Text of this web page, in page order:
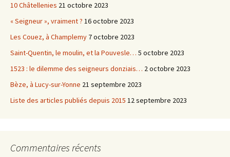
10 Châtellenies 21 octobre 2023
« Seigneur », vraiment ? 16 octobre 2023
Les Couez, à Champlemy 7 octobre 2023
Saint-Quentin, le moulin, et la Pouvesle… 5 octobre 2023
1523 : le dilemme des seigneurs donziais… 2 octobre 2023
Bèze, à Lucy-sur-Yonne 21 septembre 2023
Liste des articles publiés depuis 2015 12 septembre 2023
Commentaires récents